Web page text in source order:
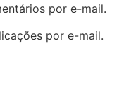
por e-mail.
por e-mail.